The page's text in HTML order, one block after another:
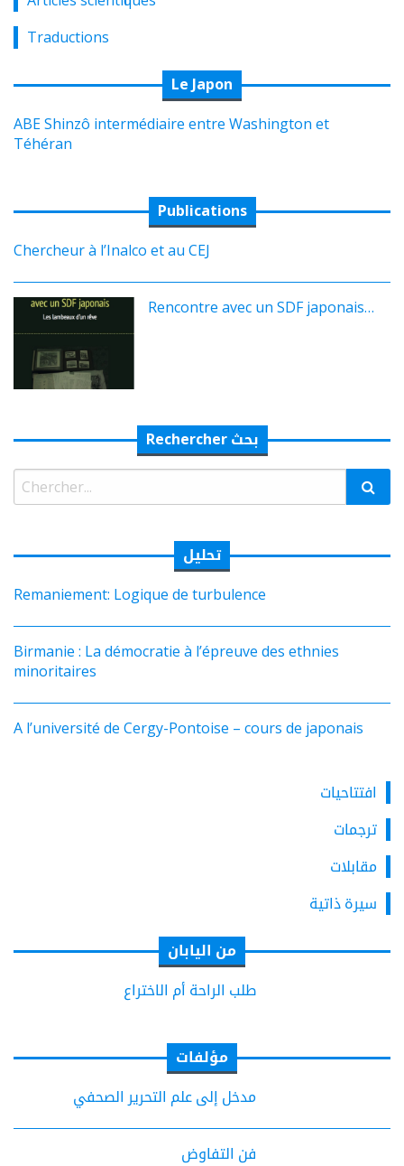
Traductions
Le Japon
ABE Shinzô intermédiaire entre Washington et
Téhéran
Publications
Chercheur à l’Inalco et au CEJ
Rencontre avec un SDF japonais…
Rechercher بحث
Rechercher:
تحليل
Remaniement: Logique de turbulence
Birmanie : La démocratie à l’épreuve des ethnies
minoritaires
A l’université de Cergy-Pontoise – cours de japonais
افتتاحيات
ترجمات
مقابلات
سيرة ذاتية
من اليابان
طلب الراحة أم الاختراع
مؤلفات
مدخل إلى علم التحرير الصحفي
فن التفاوض